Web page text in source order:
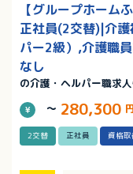
【グループホーム
正社員(2交替)|介
パー2級）,介護職
なし
の介護・ヘルパー職求
～ 280,300
2交替 正社員 資格取